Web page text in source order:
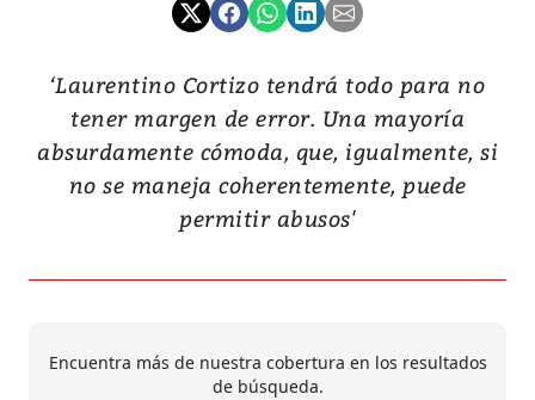
‘Laurentino Cortizo tendrá todo para no
tener margen de error. Una mayoría
absurdamente cómoda, que, igualmente, si
no se maneja coherentemente, puede
permitir abusos'
Encuentra más de nuestra cobertura en los resultados
de búsqueda.